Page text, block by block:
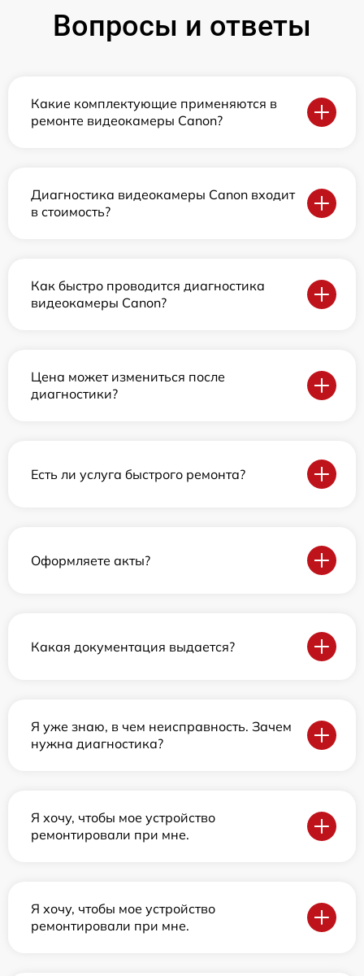
Вопросы и ответы
Какие комплектующие применяются в
ремонте видеокамеры Canon?
Диагностика видеокамеры Canon входит
в стоимость?
Как быстро проводится диагностика
видеокамеры Canon?
Цена может измениться после
диагностики?
Есть ли услуга быстрого ремонта?
Оформляете акты?
Какая документация выдается?
Я уже знаю, в чем неисправность. Зачем
нужна диагностика?
Я хочу, чтобы мое устройство
ремонтировали при мне.
Я хочу, чтобы мое устройство
ремонтировали при мне.